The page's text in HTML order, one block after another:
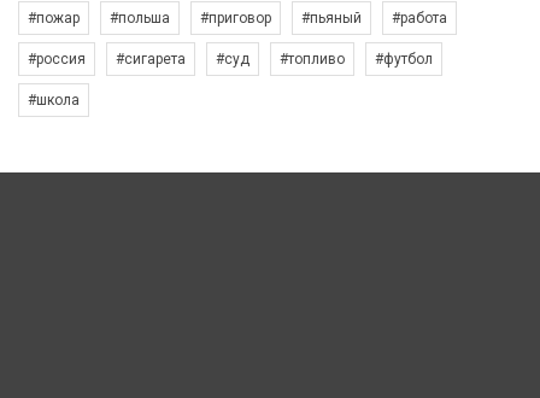
#пожар #польша #приговор #пьяный #работа
#россия #сигарета #суд #топливо #футбол
#школа